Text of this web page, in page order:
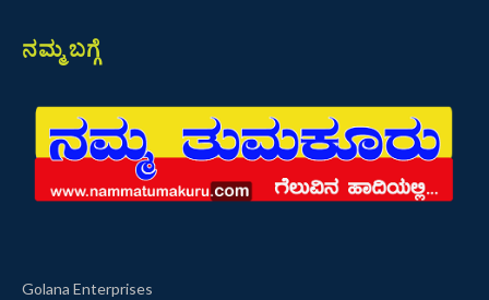
ನಮ್ಮ ಬಗ್ಗೆ
Golana Enterprises